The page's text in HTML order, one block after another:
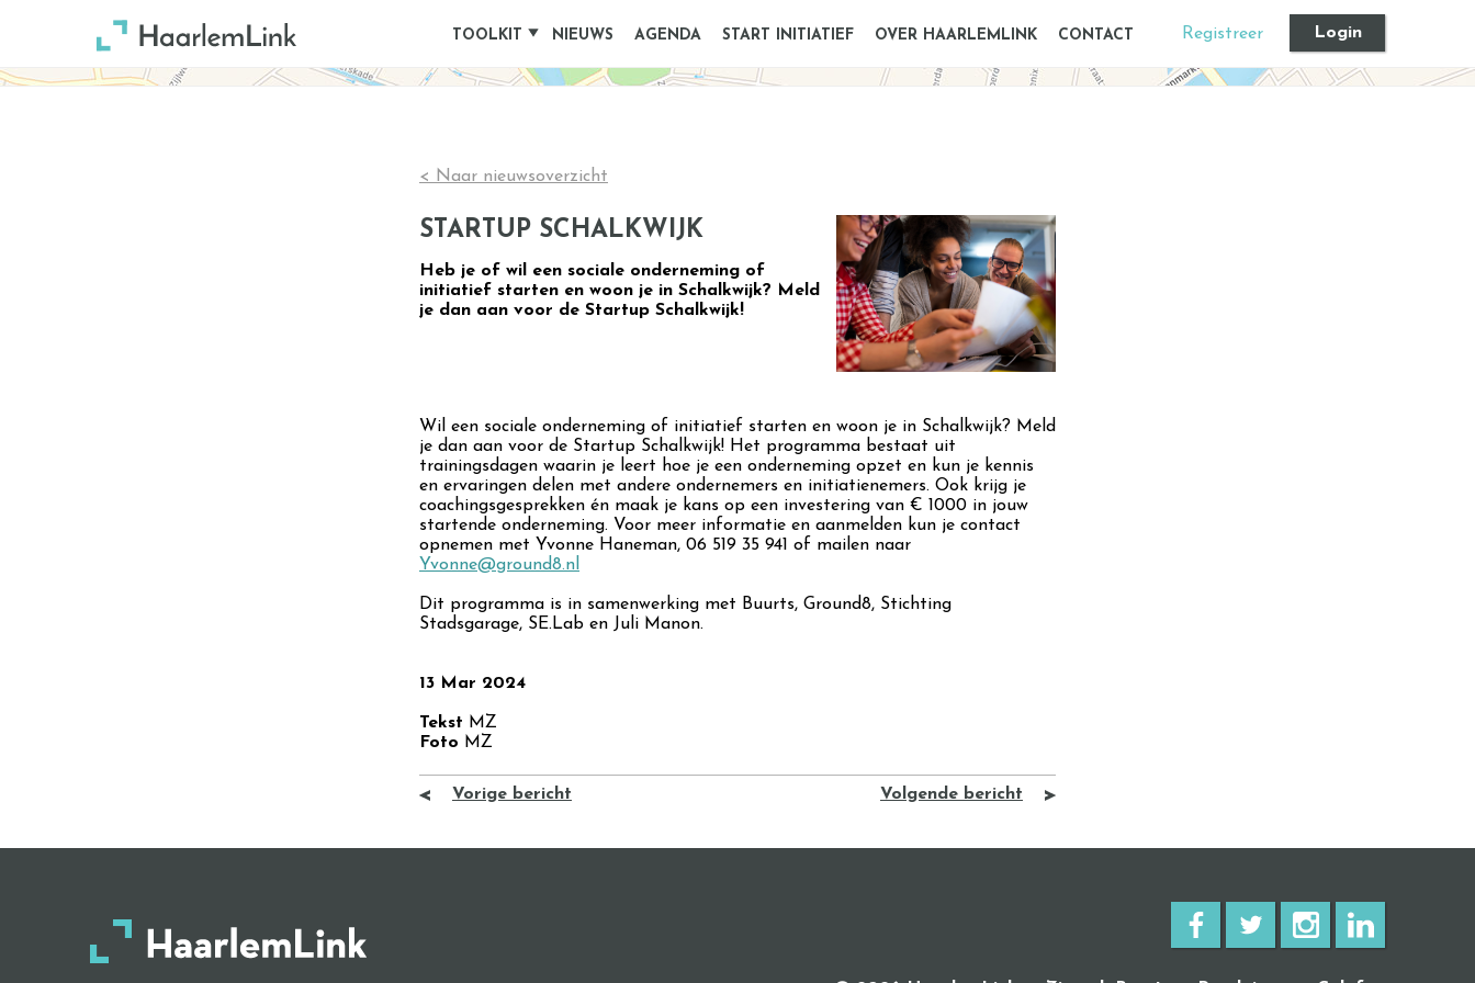
TOOLKIT NIEUWS AGENDA START INITIATIEF OVER HAARLEMLINK CONTACT Registreer Login
< Naar nieuwsoverzicht
STARTUP SCHALKWIJK
Heb je of wil een sociale onderneming of
initiatief starten en woon je in Schalkwijk? Meld
je dan aan voor de Startup Schalkwijk!
Wil een sociale onderneming of initiatief starten en woon je in Schalkwijk? Meld
je dan aan voor de Startup Schalkwijk! Het programma bestaat uit
trainingsdagen waarin je leert hoe je een onderneming opzet en kun je kennis
en ervaringen delen met andere ondernemers en initiatienemers. Ook krijg je
coachingsgesprekken én maak je kans op een investering van € 1000 in jouw
startende onderneming. Voor meer informatie en aanmelden kun je contact
opnemen met Yvonne Haneman, 06 519 35 941 of mailen naar
Yvonne@ground8.nl
Dit programma is in samenwerking met Buurts, Ground8, Stichting
Stadsgarage, SE.Lab en Juli Manon.
13 Mar 2024
Tekst MZ
Foto MZ
Vorige bericht Volgende bericht